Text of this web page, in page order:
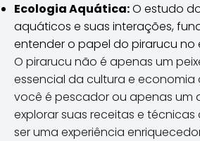
Ecologia Aquática:O estudo
aquáticos e suas interações,
entender o papel do pirarucu no
O pirarucu não é apenas um
essencial da cultura e economia
você é pescador ou apenas um
explorar suas receitas e
ser uma experiência